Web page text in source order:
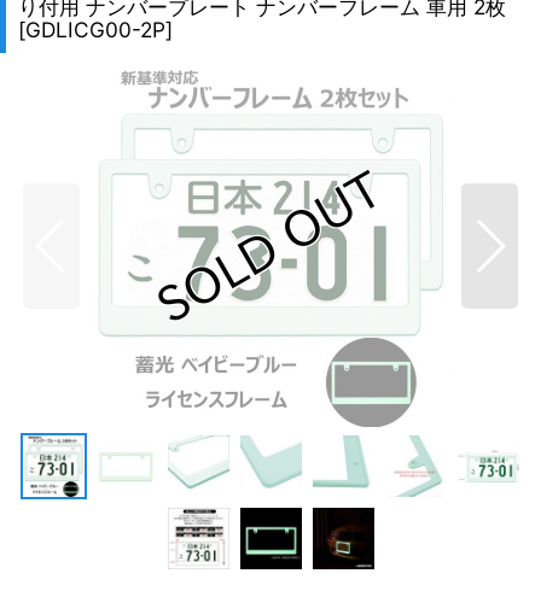
り付用 ナンバープレート ナンバーフレーム 車用 2枚
[GDLICG00-2P]